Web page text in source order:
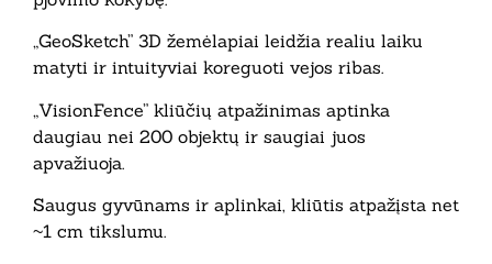
„GeoSketch” 3D žemėlapiai leidžia realiu laiku
matyti ir intuityviai koreguoti vejos ribas.
„VisionFence” kliūčių atpažinimas aptinka
daugiau nei 200 objektų ir saugiai juos
apvažiuoja.
Saugus gyvūnams ir aplinkai, kliūtis atpažįsta net
~1 cm tikslumu.